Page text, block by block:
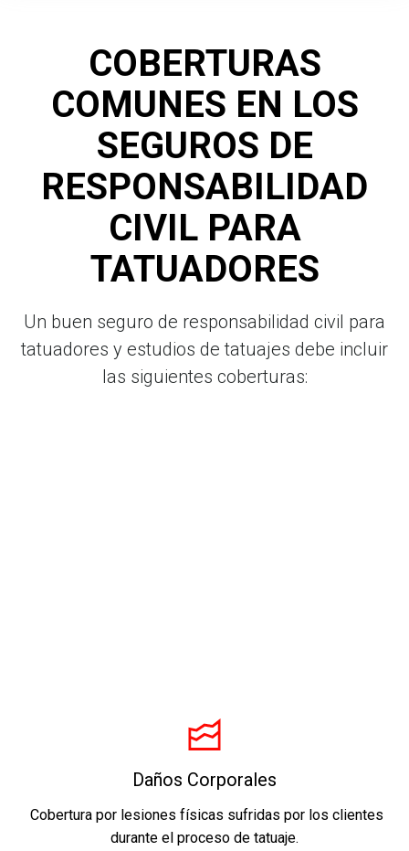
COBERTURAS
COMUNES EN LOS
SEGUROS DE
RESPONSABILIDAD
CIVIL PARA
TATUADORES
Un buen seguro de responsabilidad civil para
tatuadores y estudios de tatuajes debe incluir
las siguientes coberturas:
Daños Corporales
Cobertura por lesiones físicas sufridas por los clientes
durante el proceso de tatuaje.